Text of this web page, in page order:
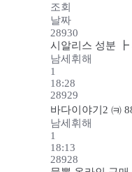
조회
날짜
28930
시알리스 성분 ┣
남세휘해
1
18:28
28929
바다이야기2 ㈊
남세휘해
1
18:13
28928